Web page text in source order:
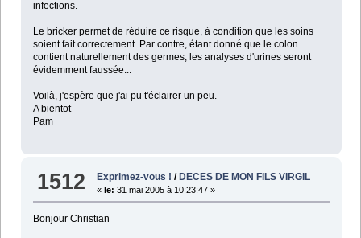
infections.
Le bricker permet de réduire ce risque, à condition que les soins
soient fait correctement. Par contre, étant donné que le colon
contient naturellement des germes, les analyses d'urines seront
évidemment faussée...
Voilà, j'espère que j'ai pu t'éclairer un peu.
A bientot
Pam
1512 Exprimez-vous ! / DECES DE MON FILS VIRGIL
«le: 31 mai 2005 à 10:23:47 »
Bonjour Christian